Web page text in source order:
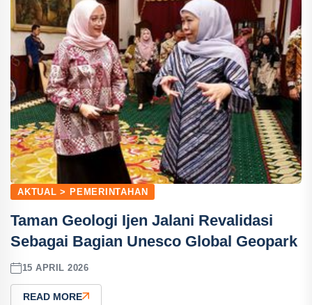
AKTUAL > PEMERINTAHAN
Taman Geologi Ijen Jalani Revalidasi
Sebagai Bagian Unesco Global Geopark
15 APRIL 2026
READ MORE